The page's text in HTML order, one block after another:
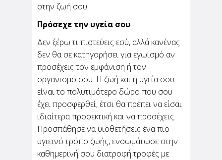
στην ζωή σου.
Πρόσεχε την υγεία σου
Δεν ξέρω τι πιστεύεις εσύ, αλλά κανένας
δεν θα σε κατηγορήσει για εγωισμό αν
προσέχεις τον εμφάνιση ή τον
οργανισμό σου. Η ζωή και η υγεία σου
είναι το πολυτιμότερο δώρο που σου
έχει προσφερθεί, έτσι θα πρέπει να είσαι
ιδιαίτερα προσεκτική και να προσέχεις.
Προσπάθησε να υιοθετήσεις ένα πιο
υγιεινό τρόπο ζωής, ενσωμάτωσε στην
καθημερινή σου διατροφή τροφές με